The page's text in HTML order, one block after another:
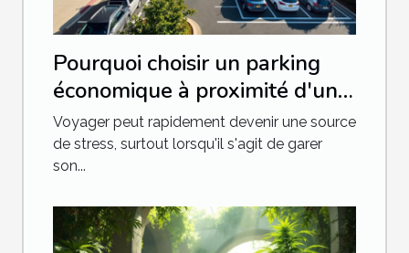
Pourquoi choisir un parking
économique à proximité d'un
aéroport ?
Voyager peut rapidement devenir une source
de stress, surtout lorsqu'il s'agit de garer
son...